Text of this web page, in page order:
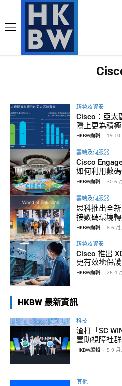
趨勢及資安
Cisco：亞太
隱上更為積極
HKBW編輯 - 19 10
雲端及伺服器
Cisco
如何利用數
HKBW編輯 - 30 6
雲端及伺服器
思科推出全
接數碼環境
HKBW編輯 - 8 6 月
趨勢及資安
Cisco 推出
更有效地保
HKBW編輯 - 26 4
HKBW 最新資訊
科技
渣打「SC
置助視障社
HKBW編輯 - 5 9 月
其他